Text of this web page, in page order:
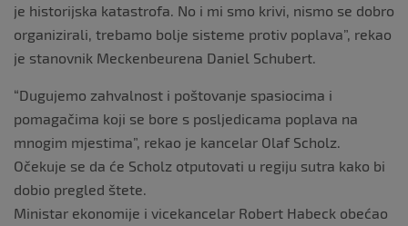
je historijska katastrofa. No i mi smo krivi, nismo se dobro
organizirali, trebamo bolje sisteme protiv poplava”, rekao
je stanovnik Meckenbeurena Daniel Schubert.
“Dugujemo zahvalnost i poštovanje spasiocima i
pomagačima koji se bore s posljedicama poplava na
mnogim mjestima”, rekao je kancelar Olaf Scholz.
Očekuje se da će Scholz otputovati u regiju sutra kako bi
dobio pregled štete.
Ministar ekonomije i vicekancelar Robert Habeck obećao